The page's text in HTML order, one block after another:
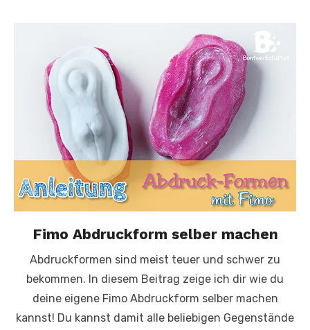
Fimo Abdruckform selber machen
Abdruckformen sind meist teuer und schwer zu
bekommen. In diesem Beitrag zeige ich dir wie du
deine eigene Fimo Abdruckform selber machen
kannst! Du kannst damit alle beliebigen Gegenstände